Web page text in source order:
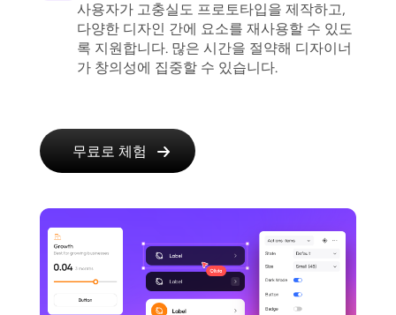
사용자가 고충실도 프로토타입을 제작하고,
다양한 디자인 간에 요소를 재사용할 수 있도
록 지원합니다. 많은 시간을 절약해 디자이너
가 창의성에 집중할 수 있습니다.
무료로 체험